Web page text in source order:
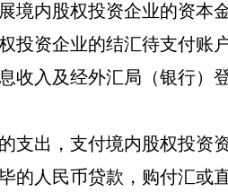
境内股权投资企业的资本
投资企业的结汇待支付账
入及经外汇局（银行）
支出，支付境内股权投资
的人民币贷款，购付汇或